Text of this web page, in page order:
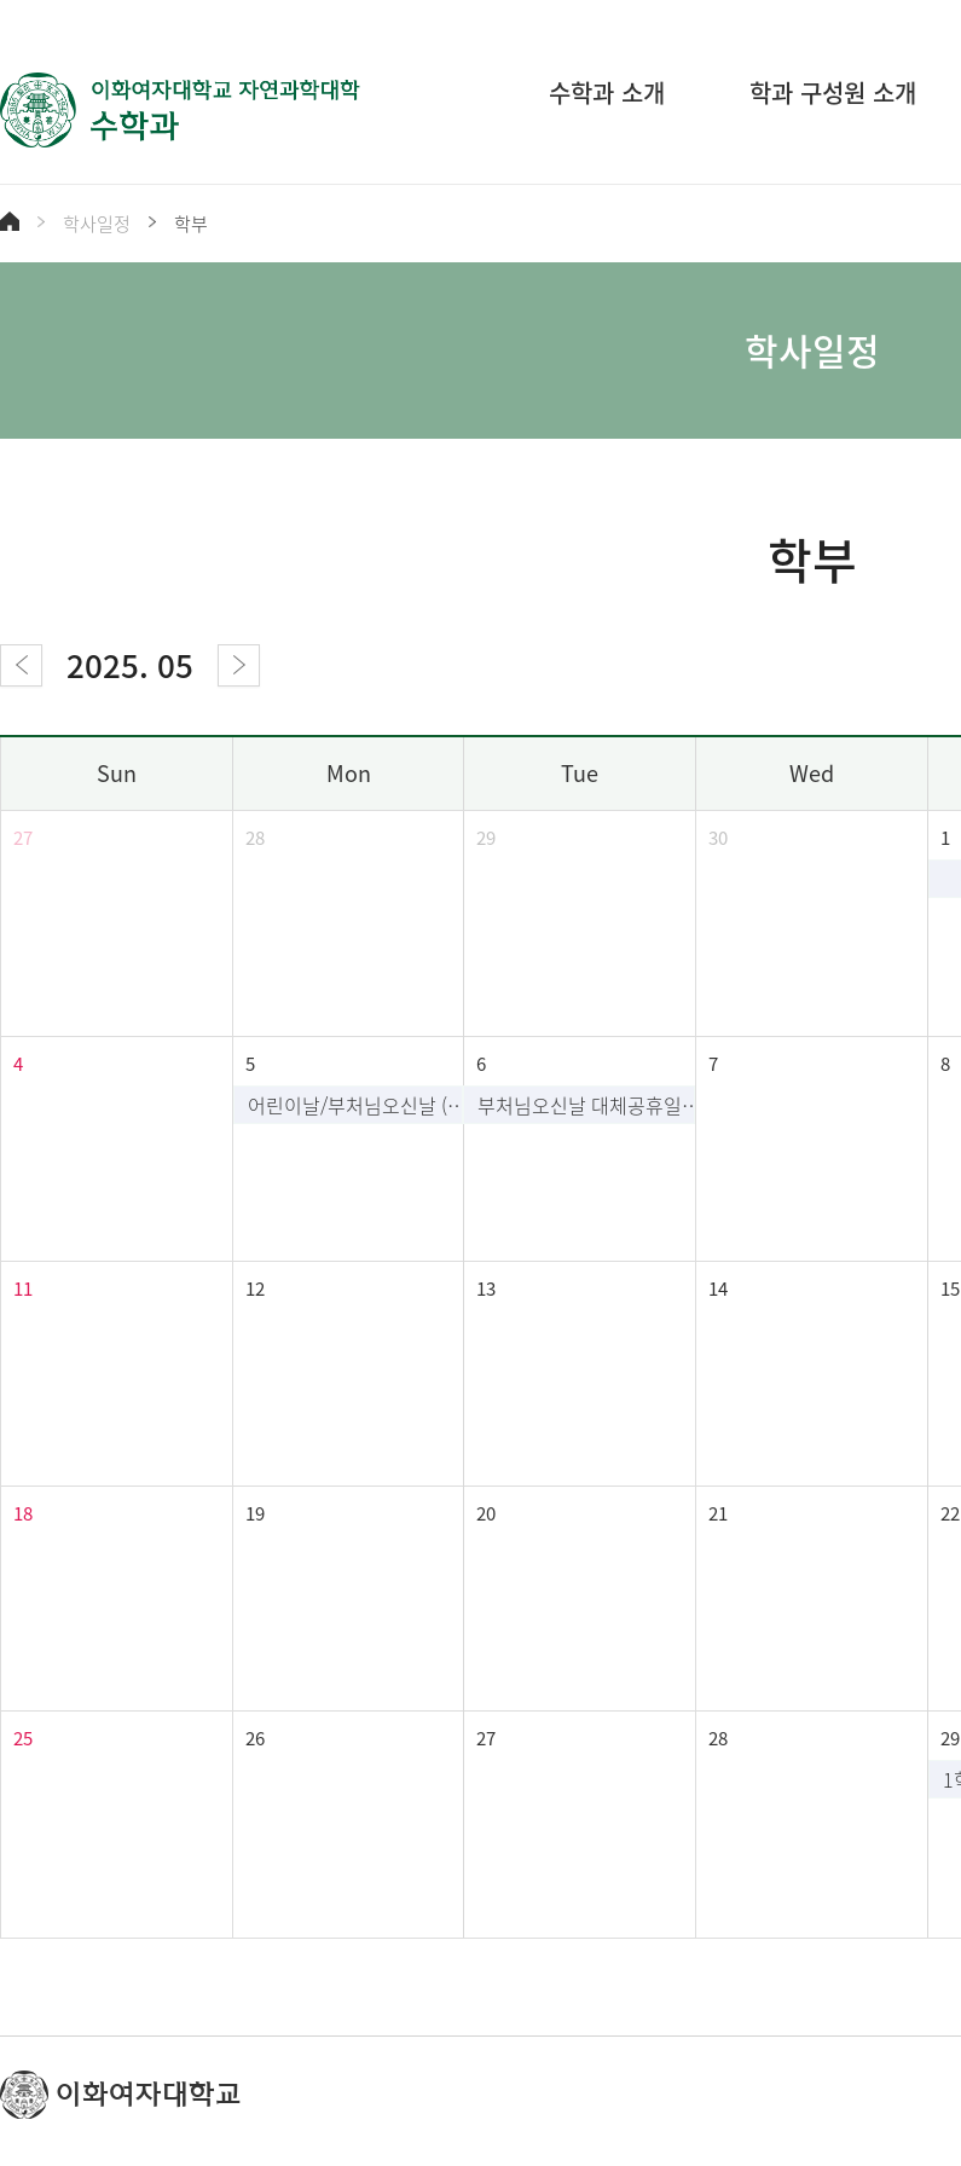
수학과 소개 학과 구성원 소개
학사일정 학부
학사일정
학부
2025. 05
Sun Mon Tue Wed
27 28 29 30 1
4 5 6 7 8
어린이날/부처님오신날 (공휴일) 부처님오신날 대체공휴일 (공휴일)
11 12 13 14 15
18 19 20 21 22
25 26 27 28 29
1
이화여자대학교